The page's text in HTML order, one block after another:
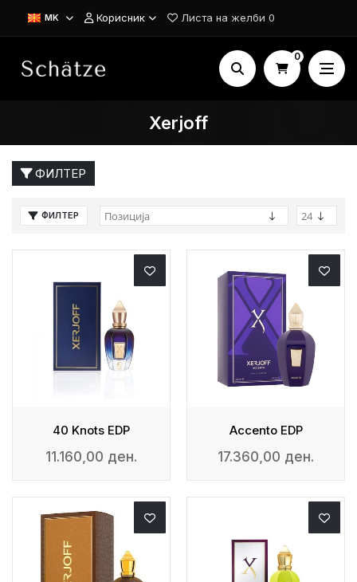
MK Корисник Листа на желби 0
0
Xerjoff
ФИЛТЕР
ФИЛТЕР
40 Knots EDP
11.160,00 ден.
Accento EDP
17.360,00 ден.